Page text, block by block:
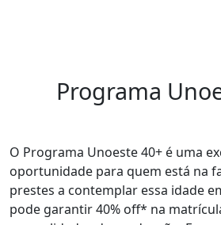
Programa
O Programa Unoeste 40+ é uma
oportunidade para quem está na
prestes a contemplar essa idade
pode garantir 40% off* na